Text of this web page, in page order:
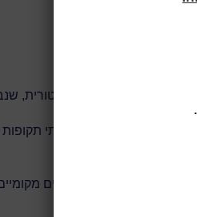
שמקיים דיאלוג עם שתי
את הדיאלוג. אלו גוונים